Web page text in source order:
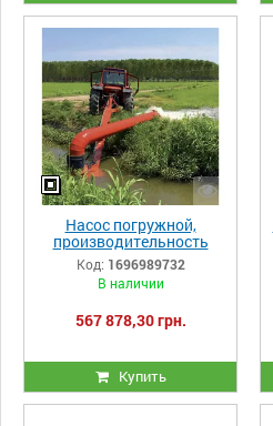
Насос погружной,
производительность
1800 куб/час,
мобильный, прицепной к
трактору, модель ATN 40,
Код: 1696989732
В наличии
567 878,30 грн.
Купить